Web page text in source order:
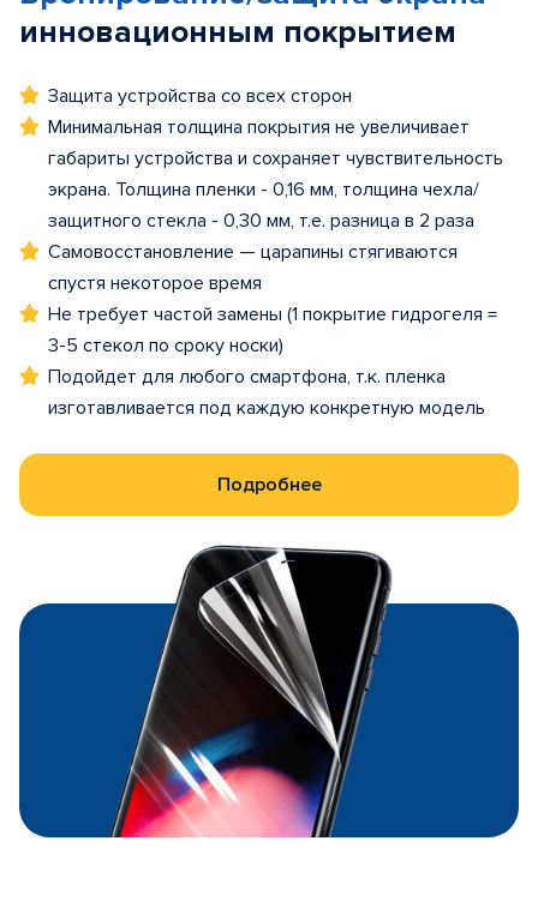
инновационным покрытием
Защита устройства со всех сторон
Минимальная толщина покрытия не увеличивает
габариты устройства и сохраняет чувствительность
экрана. Толщина пленки - 0,16 мм, толщина чехла/
защитного стекла - 0,30 мм, т.е. разница в 2 раза
Самовосстановление — царапины стягиваются
спустя некоторое время
Не требует частой замены (1 покрытие гидрогеля =
3-5 стекол по сроку носки)
Подойдет для любого смартфона, т.к. пленка
изготавливается под каждую конкретную модель
Подробнее